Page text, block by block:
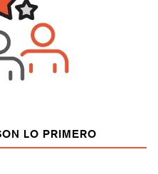
LO PRIMERO